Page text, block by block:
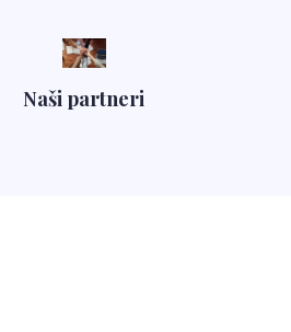
Naši partneri